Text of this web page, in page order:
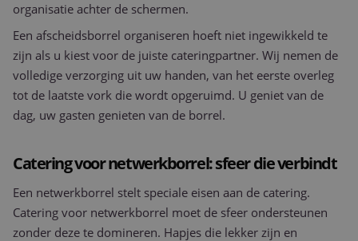
organisatie achter de schermen.
Een afscheidsborrel organiseren hoeft niet ingewikkeld te
zijn als u kiest voor de juiste cateringpartner. Wij nemen de
volledige verzorging uit uw handen, van het eerste overleg
tot de laatste vork die wordt opgeruimd. U geniet van de
dag, uw gasten genieten van de borrel.
Catering voor netwerkborrel: sfeer die verbindt
Een netwerkborrel stelt speciale eisen aan de catering.
Catering voor netwerkborrel moet de sfeer ondersteunen
zonder deze te domineren. Hapjes die lekker zijn en